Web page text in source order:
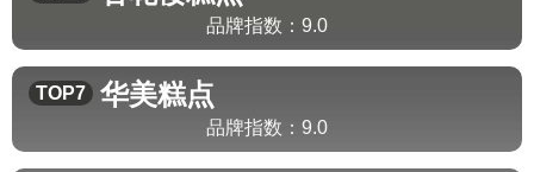
品牌指数： 9.0
TOP7 华美糕点
品牌指数： 9.0